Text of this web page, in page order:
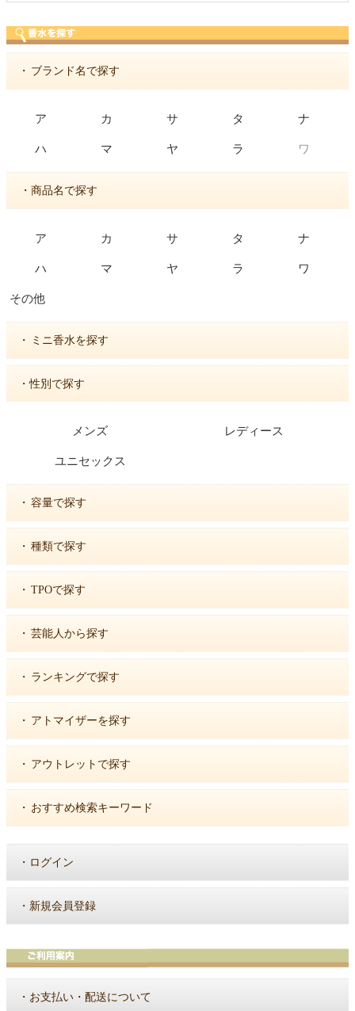
・ ブランド名で探す
ア カ サ タ ナ
ハ マ ヤ ラ ワ
・商品名で探す
ア カ サ タ ナ
ハ マ ヤ ラ ワ
その他
・ ミニ香水を探す
・性別で探す
メンズ レディース
ユニセックス
・ 容量で探す
・ 種類で探す
・ TPOで探す
・ 芸能人から探す
・ ランキングで探す
・ アトマイザーを探す
・ アウトレットで探す
・ おすすめ検索キーワード
・ ログイン
・ 新規会員登録
・ お支払い・配送について